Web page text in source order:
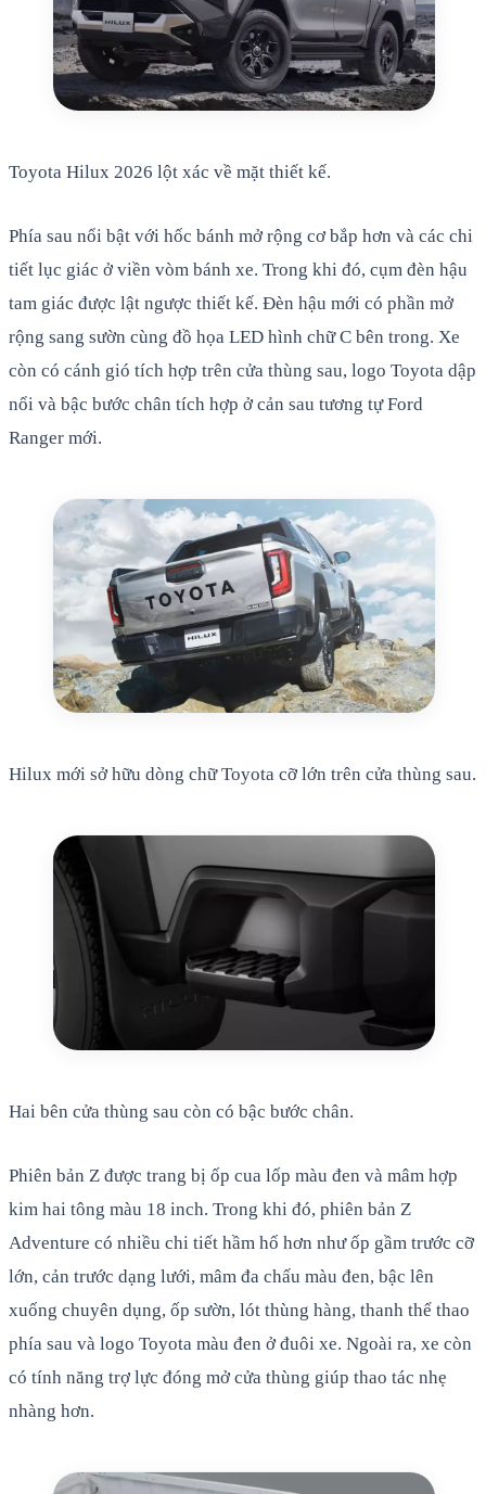
Toyota Hilux 2026 lột xác về mặt thiết kế.
Phía sau nổi bật với hốc bánh mở rộng cơ bắp hơn và các chi
tiết lục giác ở viền vòm bánh xe. Trong khi đó, cụm đèn hậu
tam giác được lật ngược thiết kế. Đèn hậu mới có phần mở
rộng sang sườn cùng đồ họa LED hình chữ C bên trong. Xe
còn có cánh gió tích hợp trên cửa thùng sau, logo Toyota dập
nổi và bậc bước chân tích hợp ở cản sau tương tự Ford
Ranger mới.
Hilux mới sở hữu dòng chữ Toyota cỡ lớn trên cửa thùng sau.
Hai bên cửa thùng sau còn có bậc bước chân.
Phiên bản Z được trang bị ốp cua lốp màu đen và mâm hợp
kim hai tông màu 18 inch. Trong khi đó, phiên bản Z
Adventure có nhiều chi tiết hầm hố hơn như ốp gầm trước cỡ
lớn, cản trước dạng lưới, mâm đa chấu màu đen, bậc lên
xuống chuyên dụng, ốp sườn, lót thùng hàng, thanh thể thao
phía sau và logo Toyota màu đen ở đuôi xe. Ngoài ra, xe còn
có tính năng trợ lực đóng mở cửa thùng giúp thao tác nhẹ
nhàng hơn.